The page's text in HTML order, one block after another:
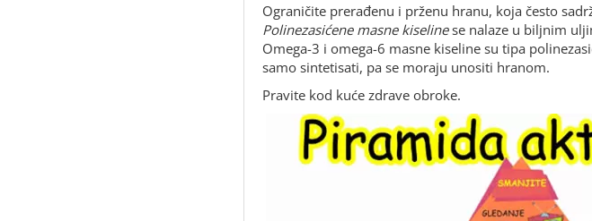
Ograničite prerađenu i prženu hranu, koja često
Polinezasićene masne kiselinese nalaze u biljnim
Omega-3 i omega-6 masne kiseline su tipa
samo sintetisati, pa se moraju unositi hranom.
Pravite kod kuće zdrave obroke.